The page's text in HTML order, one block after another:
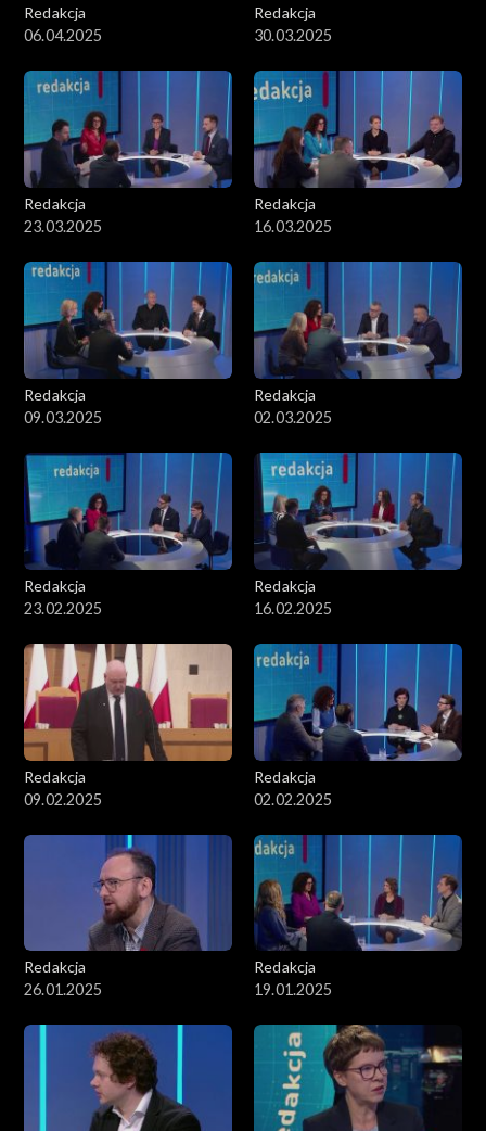
Redakcja
06.04.2025
Redakcja
30.03.2025
Redakcja
23.03.2025
Redakcja
16.03.2025
Redakcja
09.03.2025
Redakcja
02.03.2025
Redakcja
23.02.2025
Redakcja
16.02.2025
Redakcja
09.02.2025
Redakcja
02.02.2025
Redakcja
26.01.2025
Redakcja
19.01.2025